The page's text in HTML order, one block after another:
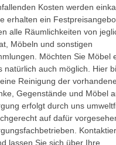
Kosten werden
erhalten ein
alle Räumlichkeiten von
Möbeln und sonstigen
Möchten Sie Möbel
natürlich auch möglich. Hier
Reinigung der
Gegenstände und Möbel
erfolgt durch uns
auf dafür
lassen Sie sich über Ihre